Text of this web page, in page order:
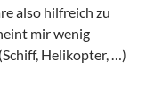
also hilfreich zu
mir wenig
Helikopter, …)